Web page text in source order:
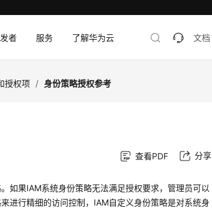
者 服务 了解华为云 文档
授权项 / 身份策略授权参考
查看PDF 分享
如果IAM系统身份策略无法满足授权要求，管理员可以
进行精细的访问控制，IAM自定义身份策略是对系统身